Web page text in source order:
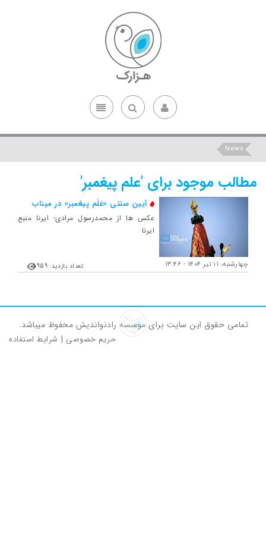
News
مطالب موجود برای 'علم پیغمبر'
آیین سنتی «عَلَم پیغمبر» در میناب
عکس ها از محمدرسول مرادی- ایرنا منبع
ایرنا
چهارشنبه، ۱۱ تیر ۱۴۰۴ - ۱۳:۴۶ تعداد بازدید: 5959
تمامی حقوق این سایت برای موسسه رادنواندیش محفوظ میباشد.
حریم خصوصی | شرایط استفاده